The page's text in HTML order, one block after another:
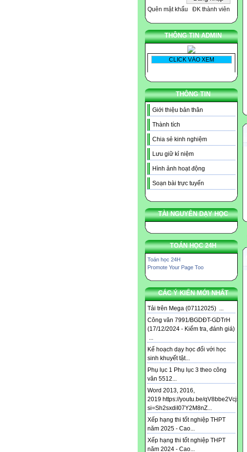
Quên mật khẩu ĐK thành viên
THÔNG TIN ADMIN
THÔNG TIN
Giới thiệu bản thân
Thành tích
Chia sẻ kinh nghiệm
Lưu giữ kỉ niệm
Hình ảnh hoạt động
Soạn bài trực tuyến
TÀI NGUYÊN DẠY HỌC
TOÁN HỌC 24H
Toán học 24H
Promote Your Page Too
CÁC Ý KIẾN MỚI NHẤT
Tải trên Mega (07112025) ...
Công văn 7991/BGDĐT-GDTrH
(17/12/2024 - Kiểm tra, đánh giá)
...
Kế hoạch dạy học đối với học
sinh khuyết tật...
Phụ lục 1 Phụ lục 3 theo công
văn 5512...
Word 2013, 2016,
2019 https://youtu.be/qV8bbe2Vcjs?
si=Sh2sxdiI07Y2M8nZ...
Xếp hạng thi tốt nghiệp THPT
năm 2025 - Cao...
Xếp hạng thi tốt nghiệp THPT
năm 2024 - Cao...